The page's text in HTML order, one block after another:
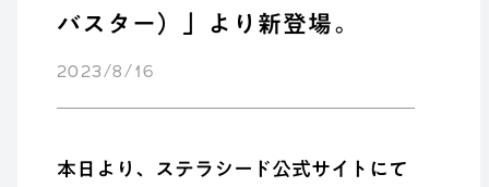
バスター）」より新登場。
2023/8/16
本日より、ステラシード公式サイトにて